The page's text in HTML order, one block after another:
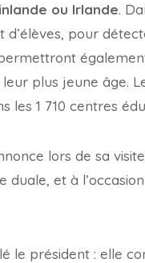
ou Irlande.
d’élèves, pour
plus jeune âge.
les 1 710 centres
lors de sa
duale, et à
le président : elle